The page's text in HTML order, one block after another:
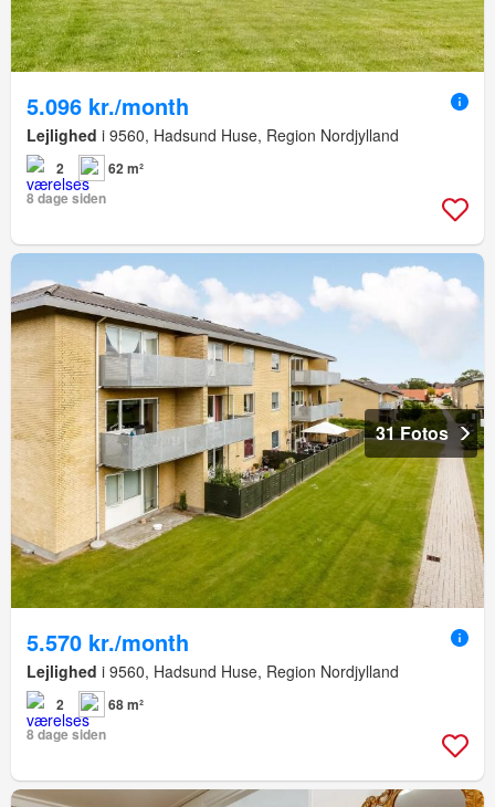
5.096 kr./month
Lejlighed i 9560, Hadsund Huse, Region Nordjylland
2
62 m²
8 dage siden
31 Fotos
5.570 kr./month
Lejlighed i 9560, Hadsund Huse, Region Nordjylland
2
68 m²
8 dage siden